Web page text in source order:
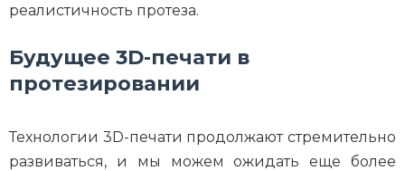
реалистичность протеза.
Будущее 3D-печати в
протезировании
Технологии 3D-печати продолжают стремительно
развиваться, и мы можем ожидать еще более